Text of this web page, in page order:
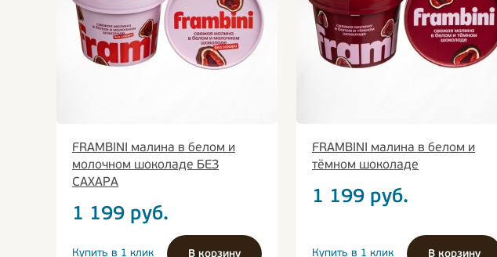
FRAMBINI малина в белом и
молочном шоколаде БЕЗ
САХАРА
1 199 руб.
Купить в 1 клик В корзину
FRAMBINI малина в белом и
тёмном шоколаде
1 199 руб.
Купить в 1 клик В корзину